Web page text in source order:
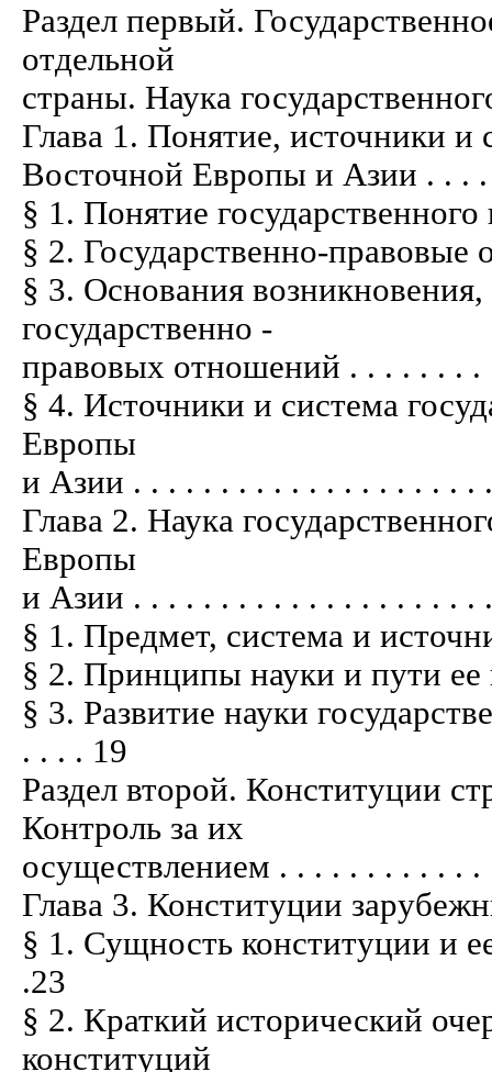
Раздел первый.
отдельной
страны. Наука
Глава 1. Понятие, источники и
Восточной Европы и Азии . . .
§ 1. Понятие
§ 2. Государственно-
§ 3. Основания
государственно -
правовых отношений . . . . . . .
§ 4. Источники и система
Европы
и Азии . . . . . . . . . . . . . . . . . . . .
Глава 2. Наука
Европы
и Азии . . . . . . . . . . . . . . . . . . . .
§ 1. Предмет, система и
§ 2. Принципы науки и пути ее
§ 3. Развитие науки
. . . . 19
Раздел второй. Конституции
Контроль за их
осуществлением . . . . . . . . . . .
Глава 3. Конституции
§ 1. Сущность конституции и
.23
§ 2. Краткий исторический
конституций